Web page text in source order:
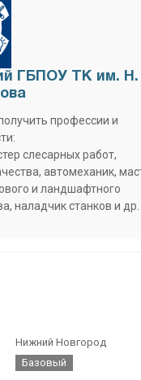
ГБПОУ ТК им. Н.
профессии и
слесарных работ,
автомеханик,
и ландшафтного
наладчик станков и др.
Нижний Новгород
Базовый